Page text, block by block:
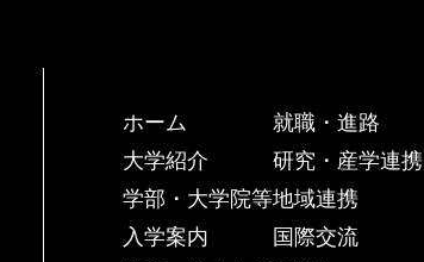
ホーム
大学紹介
学部・大学院等
入学案内
就職・進路
研究・産学連携
地域連携
国際交流